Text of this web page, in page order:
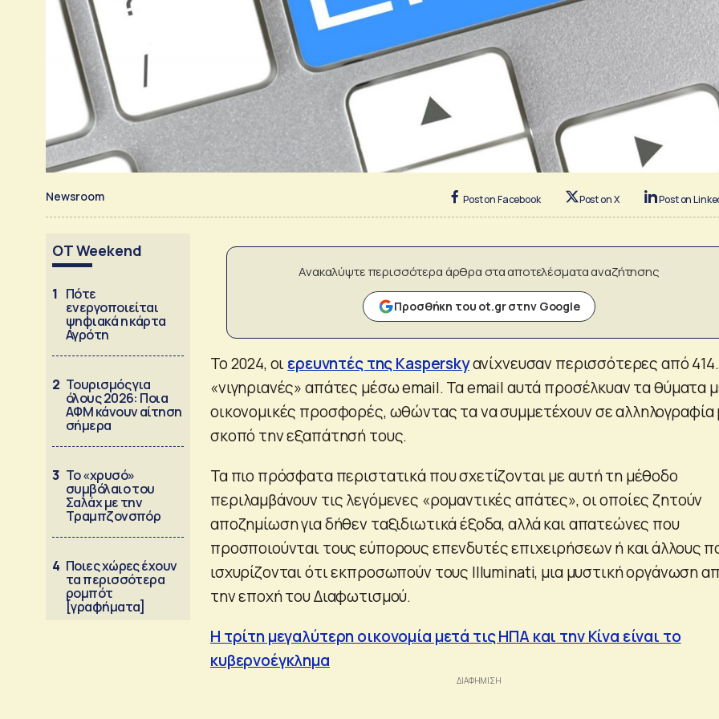
Newsroom Post on Facebook Post on X Post on
OT Weekend
1 Πότε
ενεργοποιείται
ψηφιακά η κάρτα
Αγρότη
2 Τουρισμός για
όλους 2026: Ποια
ΑΦΜ κάνουν αίτηση
σήμερα
3 Το «χρυσό»
συμβόλαιο του
Σαλάχ με την
Τραμπζονσπόρ
4 Ποιες χώρες έχουν
τα περισσότερα
ρομπότ
[γραφήματα]
Ανακαλύψτε περισσότερα άρθρα στα αποτελέσματα αναζήτησης
Προσθήκη του ot.gr στην Google
Το 2024, οιερευνητές της Kasperskyανίχνευσαν περισσότερες από
«νιγηριανές» απάτες μέσω email. Τα email αυτά προσέλκυαν τα θύματα
οικονομικές προσφορές, ωθώντας τα να συμμετέχουν σε αλληλογραφία
σκοπό την εξαπάτησή τους.
Τα πιο πρόσφατα περιστατικά που σχετίζονται με αυτή τη μέθοδο
περιλαμβάνουν τις λεγόμενες «ρομαντικές απάτες», οι οποίες ζητούν
αποζημίωση για δήθεν ταξιδιωτικά έξοδα, αλλά και απατεώνες που
προσποιούνται τους εύπορους επενδυτές επιχειρήσεων ή και άλλους
ισχυρίζονται ότι εκπροσωπούν τους Illuminati, μια μυστική οργάνωση
την εποχή του Διαφωτισμού.
Η τρίτη μεγαλύτερη οικονομία μετά τις ΗΠΑ και την Κίνα είναι το
κυβερνοέγκλημα